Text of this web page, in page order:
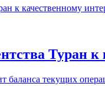
Туран